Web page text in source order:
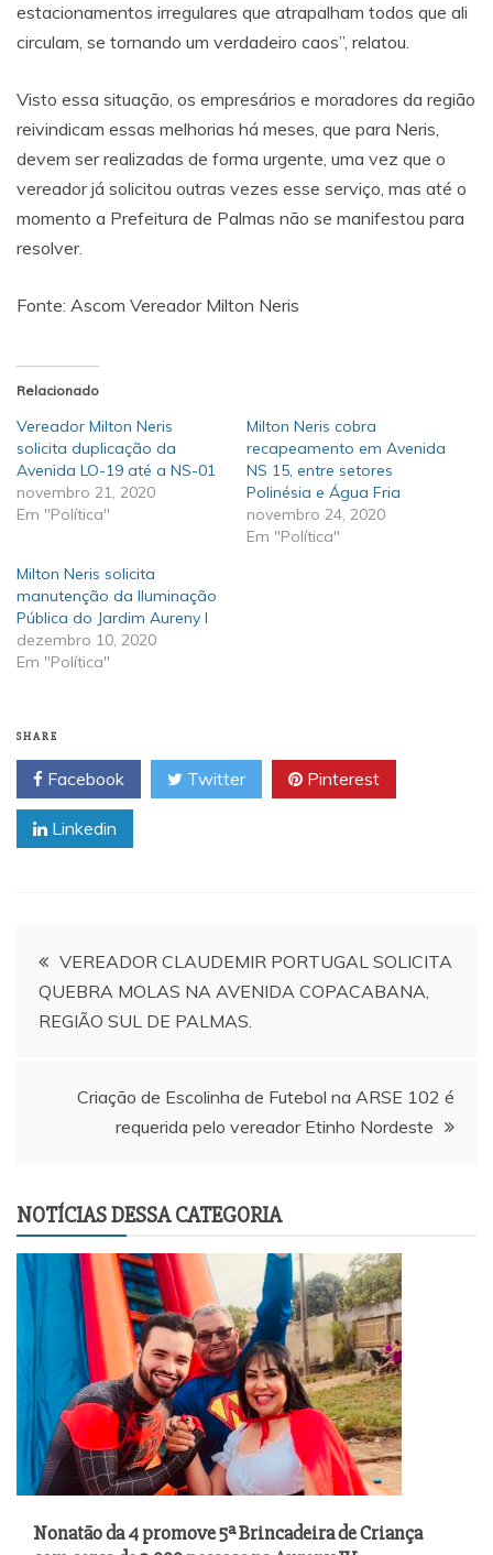
estacionamentos irregulares que atrapalham todos que ali
circulam, se tornando um verdadeiro caos”, relatou.
Visto essa situação, os empresários e moradores da região
reivindicam essas melhorias há meses, que para Neris,
devem ser realizadas de forma urgente, uma vez que o
vereador já solicitou outras vezes esse serviço, mas até o
momento a Prefeitura de Palmas não se manifestou para
resolver.
Fonte: Ascom Vereador Milton Neris
Relacionado
Vereador Milton Neris
solicita duplicação da
Avenida LO-19 até a NS-01
novembro 21, 2020
Em "Política"
Milton Neris cobra
recapeamento em Avenida
NS 15, entre setores
Polinésia e Água Fria
novembro 24, 2020
Em "Política"
Milton Neris solicita
manutenção da Iluminação
Pública do Jardim Aureny I
dezembro 10, 2020
Em "Política"
SHARE
Facebook Twitter Pinterest
Linkedin
Navegação
de
VEREADOR CLAUDEMIR PORTUGAL SOLICITA
QUEBRA MOLAS NA AVENIDA COPACABANA,
REGIÃO SUL DE PALMAS.
Criação de Escolinha de Futebol na ARSE 102 é
requerida pelo vereador Etinho Nordeste
NOTÍCIAS DESSA CATEGORIA
Nonatão da 4 promove 5ª Brincadeira de Criança